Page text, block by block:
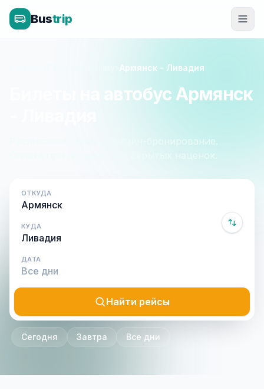
Bustrip
Армянск - Ливадия
Билеты на автобус Армянск
Расписание, цены и онлайн-бронирование.
Оплата при посадке, без скрытых наценок.
ОТКУДА
КУДА
ДАТА
Найти рейсы
Сегодня Завтра Все дни